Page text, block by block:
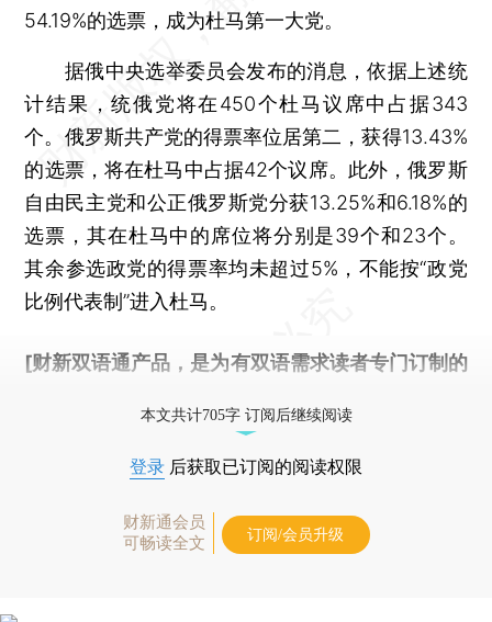
54.19%的选票，成为杜马第一大党。
据俄中央选举委员会发布的消息，依据上述统
计结果，统俄党将在450个杜马议席中占据343
个。俄罗斯共产党的得票率位居第二，获得13.43%
的选票，将在杜马中占据42个议席。此外，俄罗斯
自由民主党和公正俄罗斯党分获13.25%和6.18%的
选票，其在杜马中的席位将分别是39个和23个。
其余参选政党的得票率均未超过5%，不能按“政党
比例代表制”进入杜马。
[财新双语通产品，是为有双语需求读者专门订制的
本文共计705字 订阅后继续阅读
登录 后获取已订阅的阅读权限
财新通会员
可畅读全文
订阅/会员升级